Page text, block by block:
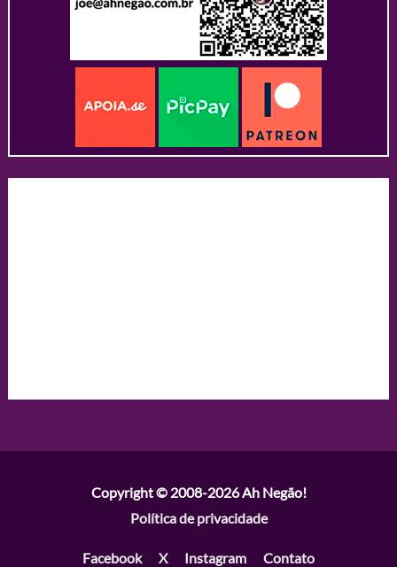
Copyright © 2008-2026Ah Negão!
Política de privacidade
Facebook X Instagram Contato